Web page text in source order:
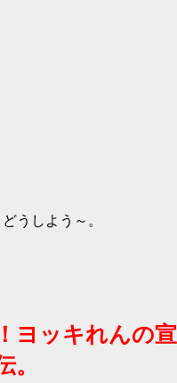
うしよう～。
ヨッキれんの宣
。